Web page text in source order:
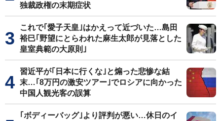
独裁政権の末期症状
これで｢愛子天皇｣はかえって近づいた…島田
裕巳｢野望にとらわれた麻生太郎が見落とした
皇室典範の大原則｣
習近平が｢日本に行くな｣と煽った悲惨な結
末…｢8万円の激安ツアー｣でロシアに向かった
中国人観光客の誤算
｢ボディーバッグ｣より評判が悪い…休日のイ